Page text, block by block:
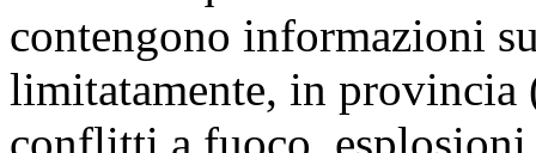
contengono informazioni
limitatamente, in